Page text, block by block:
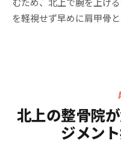
を軽視せず早めに肩甲骨
北上の整骨院
ジメン